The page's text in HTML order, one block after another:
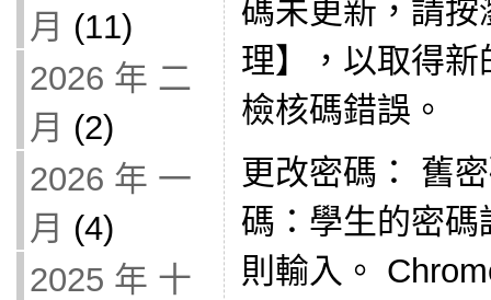
月 (11)
2026 年 二
月 (2)
2026 年 一
月 (4)
2025 年 十
碼未更新，請
理】，以取得
檢核碼錯誤。
更改密碼： 舊
碼：學生的密
則輸入。